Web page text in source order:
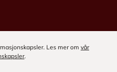
Les mer om vår
.